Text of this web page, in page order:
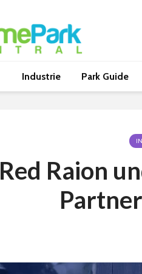
Industrie Park Guide
Red Raion